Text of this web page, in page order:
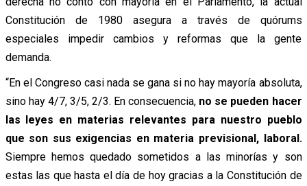
Constitución de 1980 asegura a través de quórums
especiales impedir cambios y reformas que la gente
demanda.
“En el Congreso casi nada se gana si no hay mayoría absoluta,
sino hay 4/7, 3/5, 2/3. En consecuencia, no se pueden hacer
las leyes en materias relevantes para nuestro pueblo
que son sus exigencias en materia previsional, laboral.
Siempre hemos quedado sometidos a las minorías y son
estas las que hasta el día de hoy gracias a la Constitución de